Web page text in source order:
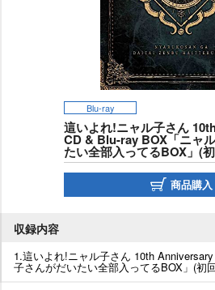
Blu-ray
這いよれ!ニャル子さん
CD & Blu-ray BOX「ニャ
たい全部入ってるBOX」(
商品購入
収録内容
1.這いよれ!ニャル子さん 10th
子さんがだいたい全部入ってるBOX」(初